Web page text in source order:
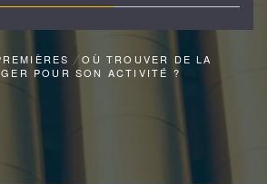
OÙ TROUVER DE LA
POUR SON ACTIVITÉ ?